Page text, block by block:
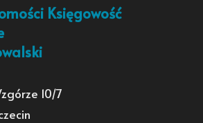
Księgowość
10/7